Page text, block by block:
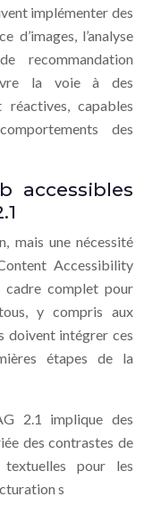
implémenter des
d’images, l’analyse
recommandation
la voie à des
capables
des
accessibles
mais une nécessité
Accessibility
cadre complet pour
y compris aux
doivent intégrer ces
étapes de la
2.1 implique des
des contrastes de
textuelles pour les
s